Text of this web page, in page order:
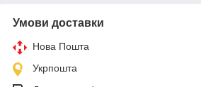
Умови доставки
Нова Пошта
Укрпошта